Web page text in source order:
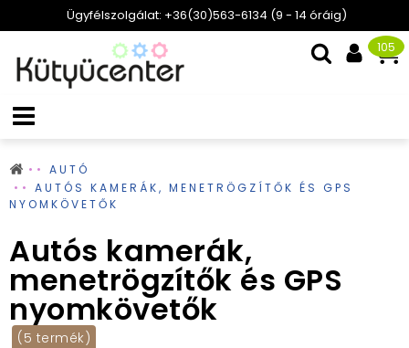
Ügyfélszolgálat: +36(30)563-6134 (9 - 14 óráig)
105
AUTÓ
AUTÓS KAMERÁK, MENETRÖGZÍTŐK ÉS GPS
NYOMKÖVETŐK
Autós kamerák,
menetrögzítők és GPS
nyomkövetők
(5 termék)